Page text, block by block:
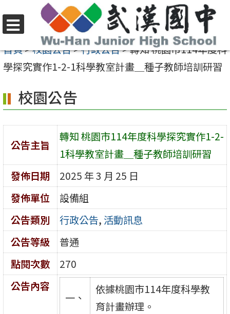
至
要
容
區
選
單
首頁>校園公告>行政公告>轉知 桃園市114年度科
學探究實作1-2-1科學教室計畫＿種子教師培訓研習
校園公告
公告主旨
轉知 桃園市114年度科學探究實作1-2-
1科學教室計畫＿種子教師培訓研習
發佈日期
2025 年 3 月 25 日
發佈單位
設備組
公告類別
行政公告, 活動訊息
公告等級
普通
點閱次數
270
公告內容
一、
依據桃園市114年度科學教
育計畫辦理。